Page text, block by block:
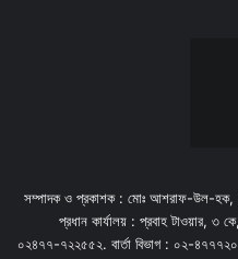
সম্পাদক ও প্রকাশক : মোঃ আশরাফ-উল-হক,
প্রধান কার্যালয় : প্রবাহ টাওয়ার, ৩
০২৪৭৭-৭২২৫৫২. বার্তা বিভাগ : ০২-